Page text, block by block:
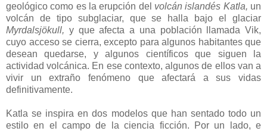
geológico como es la erupción del volcán islandés Katla, un
volcán de tipo subglaciar, que se halla bajo el glaciar
Myrdalsjökull, y que afecta a una población llamada Vik,
cuyo acceso se cierra, excepto para algunos habitantes que
desean quedarse, y algunos científicos que siguen la
actividad volcánica. En ese contexto, algunos de ellos van a
vivir un extraño fenómeno que afectará a sus vidas
definitivamente.
Katla se inspira en dos modelos que han sentado todo un
estilo en el campo de la ciencia ficción. Por un lado, e